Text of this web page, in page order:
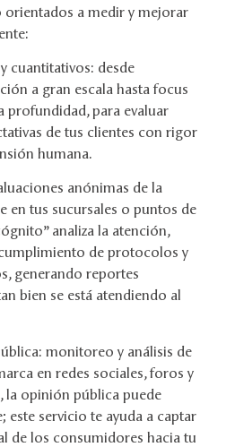
a medir y mejorar
cuantitativos: desde
a gran escala hasta focus
profundidad, para evaluar
de tus clientes con rigor
humana.
anónimas de la
en tus sucursales o puntos de
analiza la atención,
de protocolos y
generando reportes
bien se está atendiendo al
monitoreo y análisis de
en redes sociales, foros y
la opinión pública puede
este servicio te ayuda a captar
de los consumidores hacia tu